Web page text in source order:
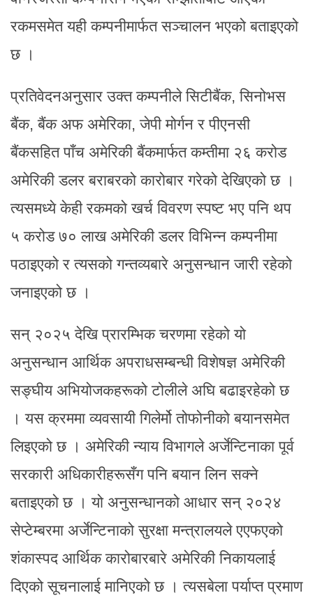
रकमसमेत यही कम्पनीमार्फत सञ्चालन भएको बताइएको
छ ।
प्रतिवेदनअनुसार उक्त कम्पनीले सिटीबैंक, सिनोभस
बैंक, बैंक अफ अमेरिका, जेपी मोर्गन र पीएनसी
बैंकसहित पाँच अमेरिकी बैंकमार्फत कम्तीमा २६ करोड
अमेरिकी डलर बराबरको कारोबार गरेको देखिएको छ ।
त्यसमध्ये केही रकमको खर्च विवरण स्पष्ट भए पनि थप
५ करोड ७० लाख अमेरिकी डलर विभिन्न कम्पनीमा
पठाइएको र त्यसको गन्तव्यबारे अनुसन्धान जारी रहेको
जनाइएको छ ।
सन् २०२५ देखि प्रारम्भिक चरणमा रहेको यो
अनुसन्धान आर्थिक अपराधसम्बन्धी विशेषज्ञ अमेरिकी
सङ्घीय अभियोजकहरूको टोलीले अघि बढाइरहेको छ
। यस क्रममा व्यवसायी गिलेर्मो तोफोनीको बयानसमेत
लिइएको छ । अमेरिकी न्याय विभागले अर्जेन्टिनाका पूर्व
सरकारी अधिकारीहरूसँग पनि बयान लिन सक्ने
बताइएको छ । यो अनुसन्धानको आधार सन् २०२४
सेप्टेम्बरमा अर्जेन्टिनाको सुरक्षा मन्त्रालयले एएफएको
शंकास्पद आर्थिक कारोबारबारे अमेरिकी निकायलाई
दिएको सूचनालाई मानिएको छ । त्यसबेला पर्याप्त प्रमाण